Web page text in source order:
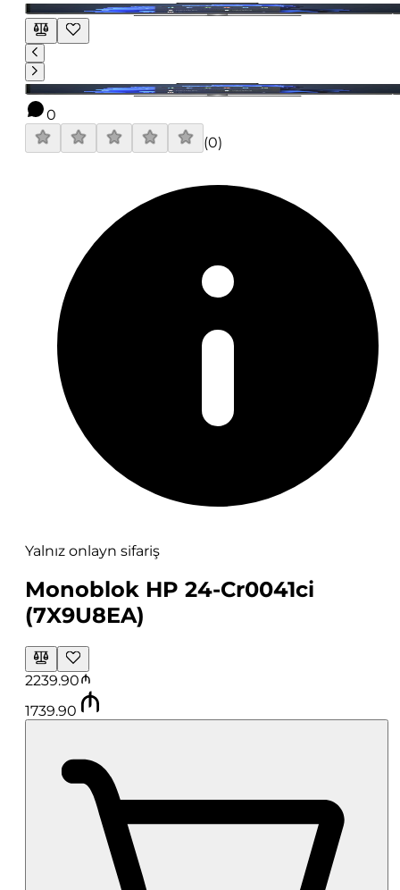
0
(0)
Yalnız onlayn sifariş
Monoblok HP 24-Cr0041ci
(7X9U8EA)
2239.90
1739.90